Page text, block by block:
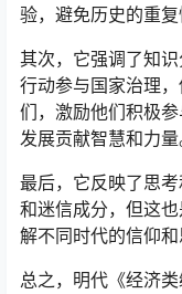
验，避免历史的重复
其次，它强调了知
行动参与国家治理
们，激励他们积极
发展贡献智慧和力量
最后，它反映了思
和迷信成分，但这
解不同时代的信仰和
总之，明代《经济